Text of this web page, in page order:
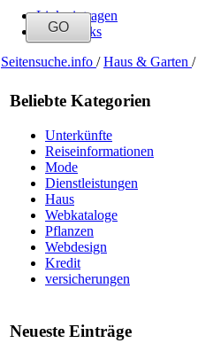
Link eintragen
Neue Links
Seitensuche.info / Haus & Garten /
Beliebte Kategorien
Unterkünfte
Reiseinformationen
Mode
Dienstleistungen
Haus
Webkataloge
Pflanzen
Webdesign
Kredit
versicherungen
Neueste Einträge